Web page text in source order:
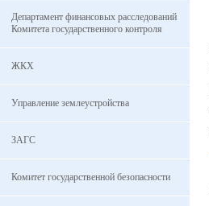
Департамент финансовых расследований
Комитета государственного контроля
ЖКХ
Управление землеустройства
ЗАГС
Комитет государственной безопасности